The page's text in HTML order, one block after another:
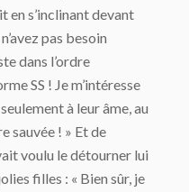
en s’inclinant devant
pas besoin
dans l’ordre
SS ! Je m’intéresse
à leur âme, au
sauvée ! » Et de
voulu le détourner lui
filles : « Bien sûr, je